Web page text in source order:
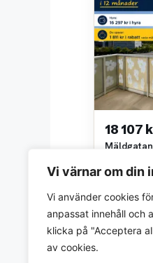
Vi värnar om din
Vi använder cookies
anpassat innehåll och
klicka på "Acceptera
av cookies.
18 107
Niam AB